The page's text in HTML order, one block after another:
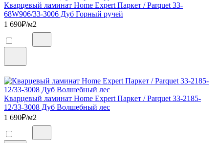
Кварцевый ламинат Home Expert Паркет / Parquet 33-
68W906/33-3006 Дуб Горный ручей
1 690₽/м2
Кварцевый ламинат Home Expert Паркет / Parquet 33-2185-
12/33-3008 Дуб Волшебный лес
1 690₽/м2